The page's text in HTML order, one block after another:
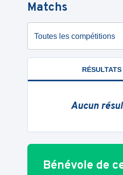
Matchs
Toutes les compétitions
RÉSULTATS
Aucun
Bénévole de